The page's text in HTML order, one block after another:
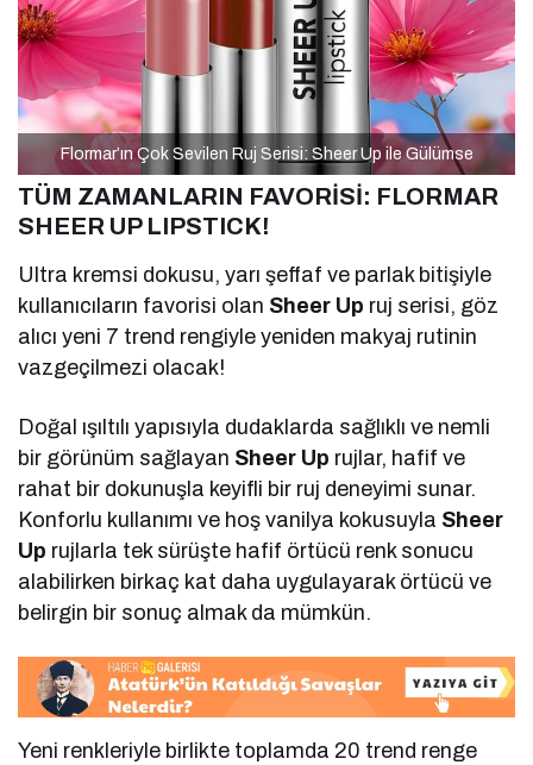
Flormar’ın Çok Sevilen Ruj Serisi: Sheer Up ile Gülümse
TÜM ZAMANLARIN FAVORİSİ: FLORMAR
SHEER UP LIPSTICK!
Ultra kremsi dokusu, yarı şeffaf ve parlak bitişiyle
kullanıcıların favorisi olan Sheer Up ruj serisi, göz
alıcı yeni 7 trend rengiyle yeniden makyaj rutinin
vazgeçilmezi olacak!
Doğal ışıltılı yapısıyla dudaklarda sağlıklı ve nemli
bir görünüm sağlayan Sheer Up rujlar, hafif ve
rahat bir dokunuşla keyifli bir ruj deneyimi sunar.
Konforlu kullanımı ve hoş vanilya kokusuyla Sheer
Up rujlarla tek sürüşte hafif örtücü renk sonucu
alabilirken birkaç kat daha uygulayarak örtücü ve
belirgin bir sonuç almak da mümkün.
Yeni renkleriyle birlikte toplamda 20 trend renge